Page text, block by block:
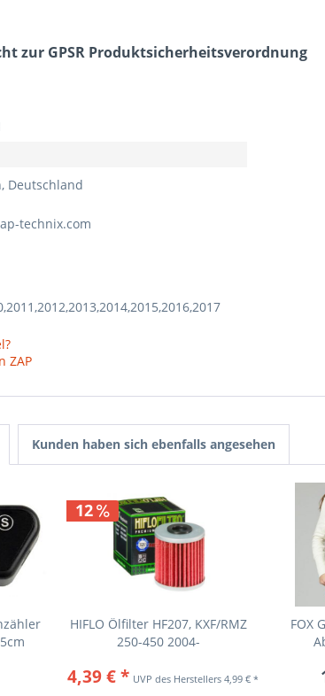
zur GPSR Produktsicherheits­verordnung
Deutschland
technix.com
ZAP
Kunden haben sich ebenfalls angesehen
12
HIFLO Ölfilter HF207, KXF/RMZ
250-450 2004-
4,39 € * 4,99 € *
FOX